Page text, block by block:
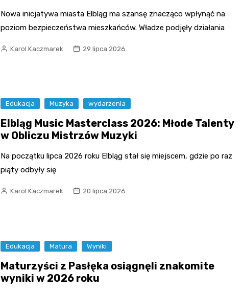
Nowa inicjatywa miasta Elbląg ma szansę znacząco wpłynąć na
poziom bezpieczeństwa mieszkańców. Władze podjęły działania
Karol Kaczmarek 29 lipca 2026
Edukacja Muzyka wydarzenia
Elbląg Music Masterclass 2026: Młode Talenty
w Obliczu Mistrzów Muzyki
Na początku lipca 2026 roku Elbląg stał się miejscem, gdzie po raz
piąty odbyły się
Karol Kaczmarek 20 lipca 2026
Edukacja Matura Wyniki
Maturzyści z Pasłęka osiągnęli znakomite
wyniki w 2026 roku